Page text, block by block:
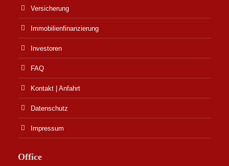
Versicherung
Immobilienfinanzierung
Investoren
FAQ
Kontakt | Anfahrt
Datenschutz
Impressum
Office